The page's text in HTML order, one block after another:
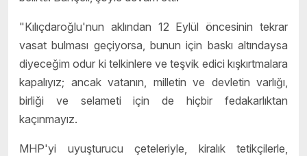
"Kılıçdaroğlu'nun aklından 12 Eylül öncesinin tekrar
vasat bulması geçiyorsa, bunun için baskı altındaysa
diyeceğim odur ki telkinlere ve teşvik edici kışkırtmalara
kapalıyız; ancak vatanın, milletin ve devletin varlığı,
birliği ve selameti için de hiçbir fedakarlıktan
kaçınmayız.
MHP'yi uyuşturucu çeteleriyle, kiralık tetikçilerle,